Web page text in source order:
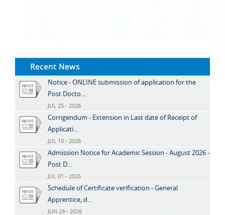
Recent News
Notice - ONLINE submission of application for the
Post Docto...
JUL 25 - 2026
Corrigendum - Extension in Last date of Receipt of
Applicati...
JUL 10 - 2026
Admission Notice for Academic Session - August 2026 -
Post D...
JUL 01 - 2026
Schedule of Certificate verification - General
Apprentice, d...
JUN 29 - 2026